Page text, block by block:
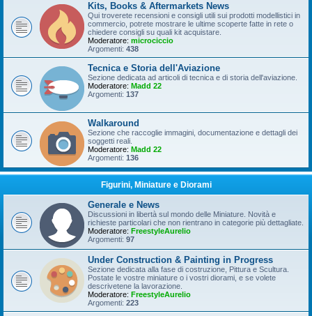
Kits, Books & Aftermarkets News
Qui troverete recensioni e consigli utili sui prodotti modellistici in
commercio, potrete mostrare le ultime scoperte fatte in rete o
chiedere consigli su quali kit acquistare.
Moderatore: microciccio
Argomenti: 438
Tecnica e Storia dell'Aviazione
Sezione dedicata ad articoli di tecnica e di storia dell'aviazione.
Moderatore: Madd 22
Argomenti: 137
Walkaround
Sezione che raccoglie immagini, documentazione e dettagli dei
soggetti reali.
Moderatore: Madd 22
Argomenti: 136
Figurini, Miniature e Diorami
Generale e News
Discussioni in libertà sul mondo delle Miniature. Novità e
richieste particolari che non rientrano in categorie più dettagliate.
Moderatore: FreestyleAurelio
Argomenti: 97
Under Construction & Painting in Progress
Sezione dedicata alla fase di costruzione, Pittura e Scultura.
Postate le vostre miniature o i vostri diorami, e se volete
descrivetene la lavorazione.
Moderatore: FreestyleAurelio
Argomenti: 223